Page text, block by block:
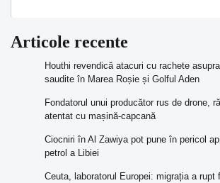
Articole recente
Houthi revendică atacuri cu rachete
saudite în Marea Roșie și Golful Aden
Fondatorul unui producător rus de drone,
atentat cu mașină-capcană
Ciocniri în Al Zawiya pot pune în pericol
petrol a Libiei
Ceuta, laboratorul Europei: migrația a rupt